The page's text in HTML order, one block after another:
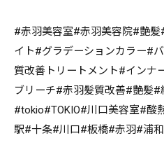
#赤羽美容室#赤羽美容院#艶
イト#グラデーションカラー#
質改善トリートメント#インナ
ブリーチ#赤羽髪質改善#艶髪
#tokio#TOKIO#川口美容室#酸
駅#十条#川口#板橋#赤羽#浦